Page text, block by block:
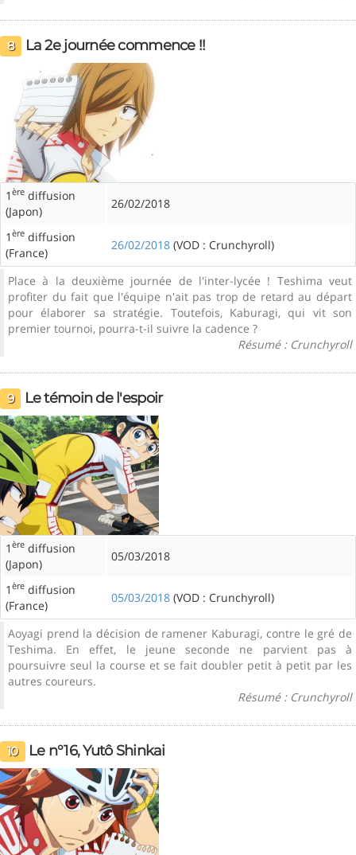
8 La 2e journée commence !!
1 ère diffusion
(Japon)
26/02/2018
1 ère diffusion
(France)
26/02/2018 (VOD : Crunchyroll)
Place à la deuxième journée de l'inter-lycée ! Teshima veut
profiter du fait que l'équipe n'ait pas trop de retard au départ
pour élaborer sa stratégie. Toutefois, Kaburagi, qui vit son
premier tournoi, pourra-t-il suivre la cadence ?
Résumé : Crunchyroll
9 Le témoin de l'espoir
1 ère diffusion
(Japon)
05/03/2018
1 ère diffusion
(France)
05/03/2018 (VOD : Crunchyroll)
Aoyagi prend la décision de ramener Kaburagi, contre le gré de
Teshima. En effet, le jeune seconde ne parvient pas à
poursuivre seul la course et se fait doubler petit à petit par les
autres coureurs.
Résumé : Crunchyroll
10 Le n°16, Yutô Shinkai